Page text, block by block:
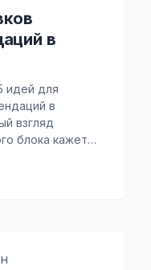
в
идей для
в
взгляд
блока кажется
эти товары,
[…]